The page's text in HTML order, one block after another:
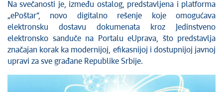
Na svečanosti je, između ostalog, predstavljena i platforma
„ePoštar“, novo digitalno rešenje koje omogućava
elektronsku dostavu dokumenata kroz Jedinstveno
elektronsko sanduče na Portalu eUprava, što predstavlja
značajan korak ka modernijoj, efikasnijoj i dostupnijoj javnoj
upravi za sve građane Republike Srbije.